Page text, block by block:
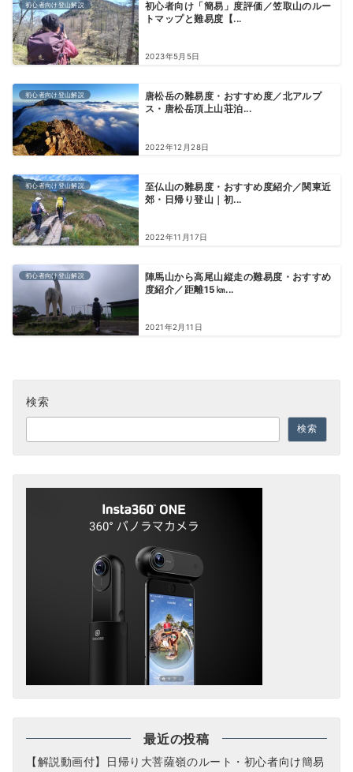
初心者向け登山解説
初心者向け「簡易」度評価／笠取山のルー
トマップと難易度【...
2023年5月5日
初心者向け登山解説
唐松岳の難易度・おすすめ度／北アルプ
ス・唐松岳頂上山荘泊...
2022年12月28日
初心者向け登山解説
至仏山の難易度・おすすめ度紹介／関東近
郊・日帰り登山｜初...
2022年11月17日
初心者向け登山解説
陣馬山から高尾山縦走の難易度・おすすめ
度紹介／距離15㎞...
2021年2月11日
検索
検索
最近の投稿
【解説動画付】日帰り大菩薩嶺のルート・初心者向け簡易